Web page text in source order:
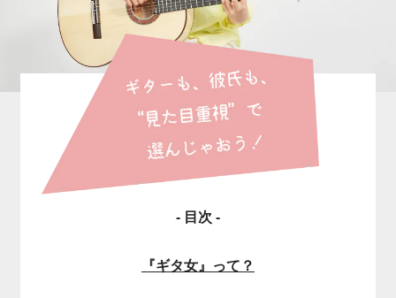
- 目次 -
『ギタ女』って？